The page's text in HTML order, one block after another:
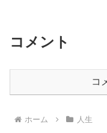
コメント
コ
ホーム 人生